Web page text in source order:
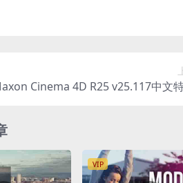
Cinema 4D R25 v25.117中文
VIP